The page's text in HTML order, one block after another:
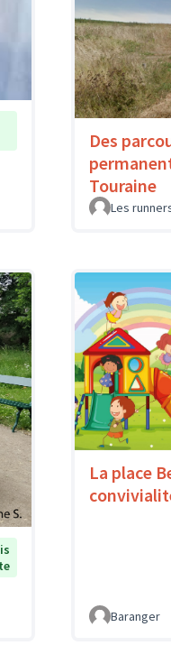
Des
Touraine
Les
La place
Baranger